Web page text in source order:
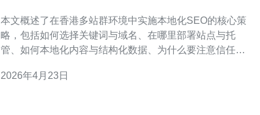
本文概述了在香港多站群环境中实施本地化SEO的核心策
略，包括如何选择关键词与域名、在哪里部署站点与托
管、如何本地化内容与结构化数据、为什么要注意信任与
目标地区获得更稳健的排名与流量转化。 关键词研究应以
2026年4月23日